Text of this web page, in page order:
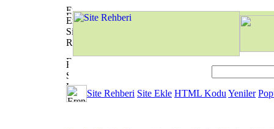
Site Rehberi Site Ekle HTML Kodu Yeniler